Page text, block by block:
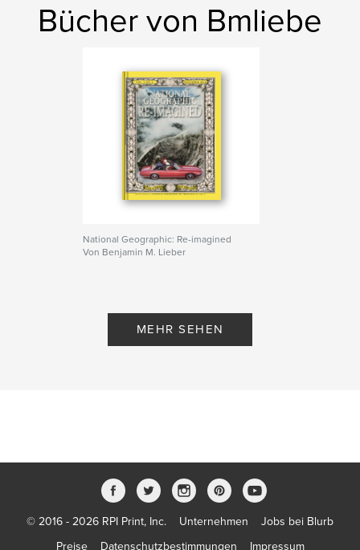
Bücher von Bmliebe
National Geographic: Re-imagined
Von Benjamin M. Lieber
MEHR SEHEN
© 2016 - 2026 RPI Print, Inc. Unternehmen
Jobs bei Blurb
Preise
Datenschutzbestimmungen Impressum